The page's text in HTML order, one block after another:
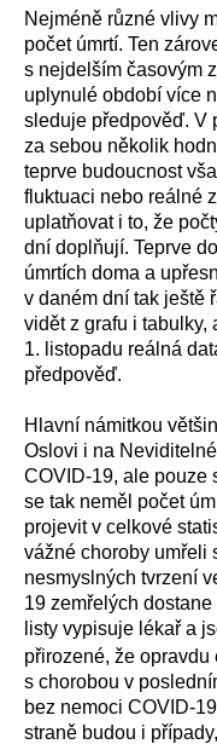
Nejméně různé vlivy
počet úmrtí. Ten
s nejdelším časovým
uplynulé období více
sleduje předpověď. V
za sebou několik
teprve budoucnost
fluktuaci nebo reálné
uplatňovat i to, že
dní doplňují. Teprve
úmrtích doma a
v daném dní tak ještě
vidět z grafu i tabulky,
1. listopadu reálná
předpověď.
Hlavní námitkou
Oslovi i na
COVID-19, ale pouze
se tak neměl počet
projevit v celkové
vážné choroby umřeli
nesmyslných tvrzení
19 zemřelých
listy vypisuje lékař a
přirozené, že
s chorobou v
bez nemoci COVID-
straně budou i